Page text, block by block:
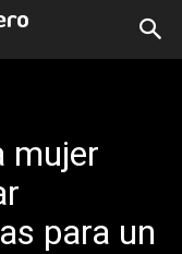
mujer
para un